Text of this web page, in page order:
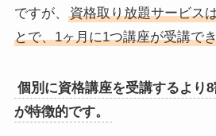
ですが、
資格取り放題サービス
とで、1ヶ月に1つ講座が受講で
個別に資格講座を受講するより
が特徴的です。